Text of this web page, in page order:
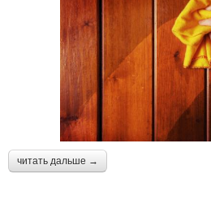
читать дальше →